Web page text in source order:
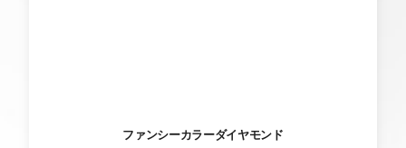
ファンシーカラーダイヤモンド